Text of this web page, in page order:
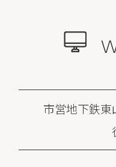
市営地下鉄東